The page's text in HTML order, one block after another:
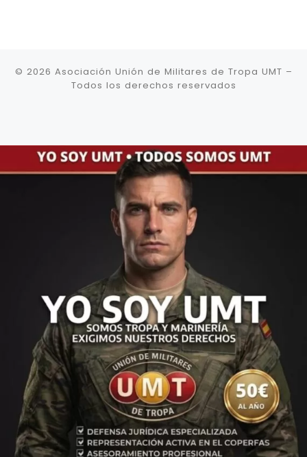
© 2026 Asociación Unión de Militares de Tropa UMT –
Todos los derechos reservados